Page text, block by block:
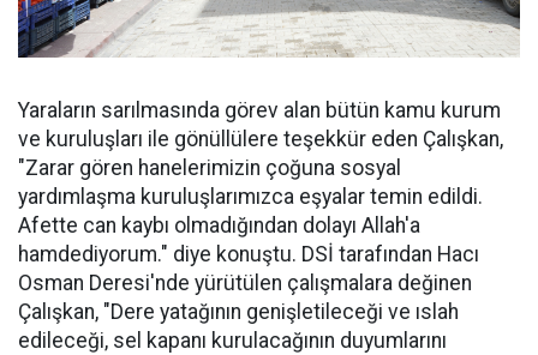
Yaraların sarılmasında görev alan bütün kamu kurum
ve kuruluşları ile gönüllülere teşekkür eden Çalışkan,
"Zarar gören hanelerimizin çoğuna sosyal
yardımlaşma kuruluşlarımızca eşyalar temin edildi.
Afette can kaybı olmadığından dolayı Allah'a
hamdediyorum." diye konuştu. DSİ tarafından Hacı
Osman Deresi'nde yürütülen çalışmalara değinen
Çalışkan, "Dere yatağının genişletileceği ve ıslah
edileceği, sel kapanı kurulacağının duyumlarını